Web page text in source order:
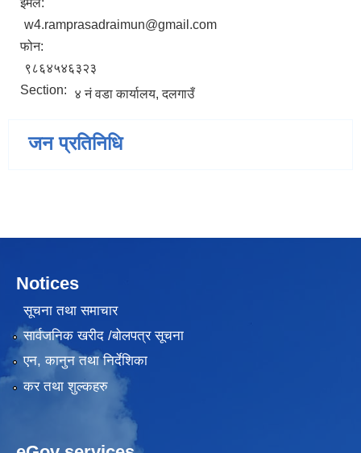
ईमेल:
w4.ramprasadraimun@gmail.com
फोन:
९८६४५४६३२३
Section:
४ नं वडा कार्यालय, दलगाउँ
जन प्रतिनिधि
Notices
सूचना तथा समाचार
सार्वजनिक खरीद /बोलपत्र सूचना
एन, कानुन तथा निर्देशिका
कर तथा शुल्कहरु